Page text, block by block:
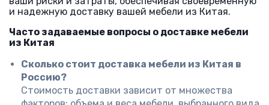
и надежную доставку вашей мебели из Китая.
Часто задаваемые вопросы о доставке мебели
из Китая
Сколько стоит доставка мебели из Китая в
Россию?
Стоимость доставки зависит от множества